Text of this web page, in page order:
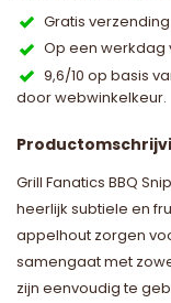
Gratis
Op een werkdag
9,6/10 op basis
door webwinkelkeur.
Grill Fanatics BBQ
heerlijk subtiele en
appelhout zorgen
samengaat met
zijn eenvoudig te